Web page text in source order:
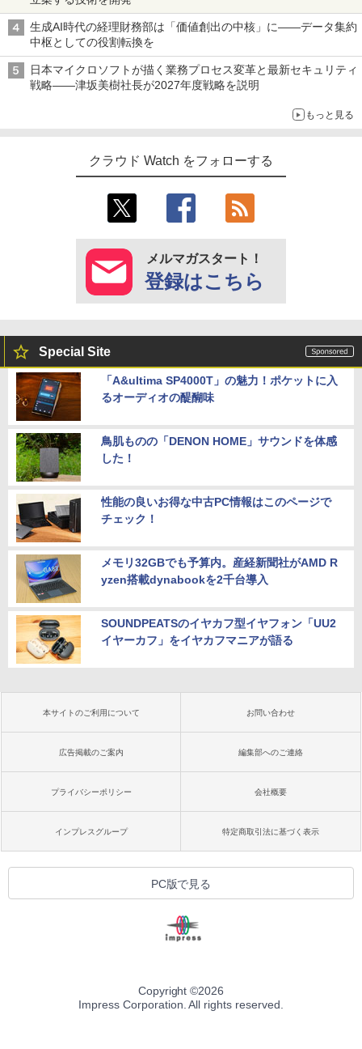
生成AI時代の経理財務部は「価値創出の中核」に――データ集約
中枢としての役割転換を
日本マイクロソフトが描く業務プロセス変革と最新セキュリティ
戦略――津坂美樹社長が2027年度戦略を説明
もっと見る
クラウド Watch をフォローする
メルマガスタート！
登録はこちら
Special Site
「A&ultima SP4000T」の魅力！ポケットに入
るオーディオの醍醐味
鳥肌ものの「DENON HOME」サウンドを体感
した！
性能の良いお得な中古PC情報はこのページで
チェック！
メモリ32GBでも予算内。産経新聞社がAMD R
yzen搭載dynabookを2千台導入
SOUNDPEATSのイヤカフ型イヤフォン「UU2
イヤーカフ」をイヤカフマニアが語る
本サイトのご利用について お問い合わせ
広告掲載のご案内 編集部へのご連絡
プライバシーポリシー 会社概要
インプレスグループ 特定商取引法に基づく表示
PC版で見る
Copyright ©2026
Impress Corporation. All rights reserved.